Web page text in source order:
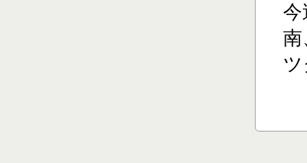
今
南